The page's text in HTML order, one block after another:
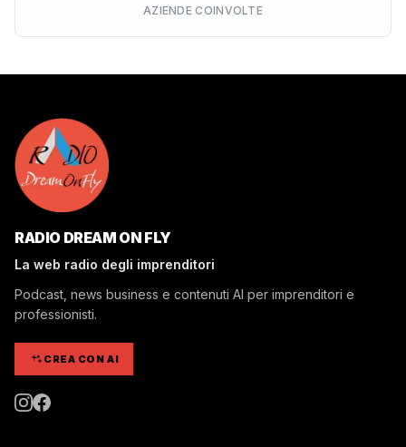
AZIENDE COINVOLTE
RADIO DREAM ON FLY
La web radio degli imprenditori
Podcast, news business e contenuti AI per imprenditori e
professionisti.
CREA CON AI